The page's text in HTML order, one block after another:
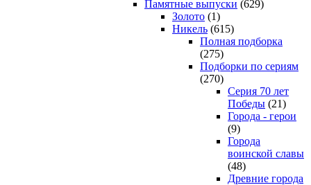
Памятные выпуски (629)
Золото (1)
Никель (615)
Полная подборка
(275)
Подборки по сериям
(270)
Серия 70 лет
Победы (21)
Города - герои
(9)
Города
воинской славы
(48)
Древние города